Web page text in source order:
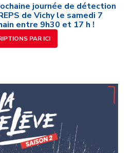
journée de détection
de Vichy le samedi 7
entre 9h30 et 17 h !
PAR ICI